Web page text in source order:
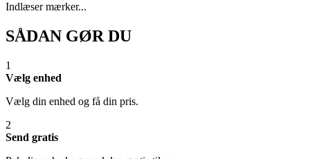
Indlæser mærker...
SÅDAN GØR DU
1
Vælg enhed
Vælg din enhed og få din pris.
2
Send gratis